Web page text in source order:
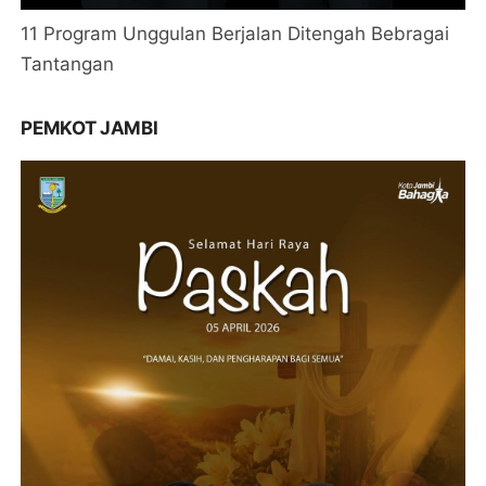
11 Program Unggulan Berjalan Ditengah Bebragai
Tantangan
PEMKOT JAMBI